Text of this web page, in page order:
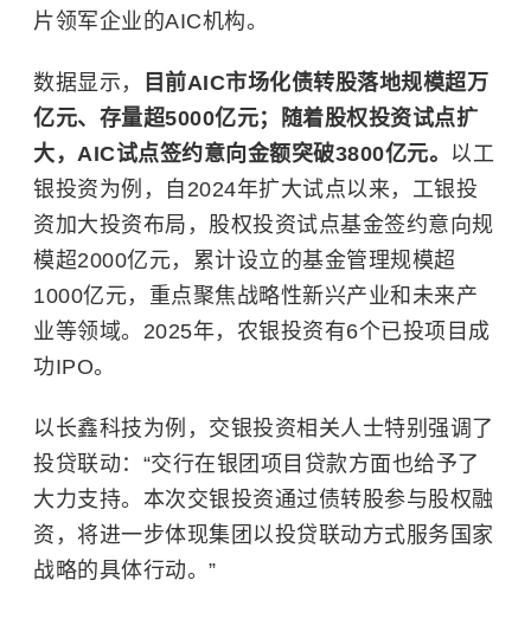
片领军企业的AIC机构。
数据显示，
目前AIC市场化债转股落地规模超万
亿元、存量超5000亿元；随着股权投资试点扩
大，AIC试点签约意向金额突破3800亿元。 以工
银投资为例，自2024年扩大试点以来，工银投
资加大投资布局，股权投资试点基金签约意向规
模超2000亿元，累计设立的基金管理规模超
1000亿元，重点聚焦战略性新兴产业和未来产
业等领域。2025年，农银投资有6个已投项目成
功IPO。
以长鑫科技为例，交银投资相关人士特别强调了
投贷联动：“交行在银团项目贷款方面也给予了
大力支持。本次交银投资通过债转股参与股权融
资，将进一步体现集团以投贷联动方式服务国家
战略的具体行动。”